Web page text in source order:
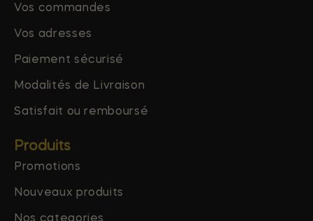
Vos commandes
Vos adresses
Paiement sécurisé
Modalités de Livraison
Satisfait ou remboursé
Produits
Promotions
Nouveaux produits
Nos categories